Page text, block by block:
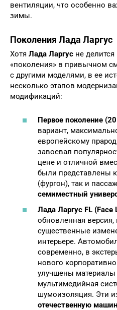
вентиляции, что особенно
зимы.
Поколения Лада Ларгус
Хотя Лада Ларгус не
«поколения» в привычном
с другими моделями, в ее
несколько этапов
модификаций:
Первое поколение
вариант,
европейскому
завоевал
цене и отличной
были представлены
(фургон), так и
семиместный
Лада Ларгус FL (Face
обновленная версия,
существенные
интерьере.
современно, в
нового
улучшены материалы
мультимедийная
шумоизоляция. Эти
отечественную